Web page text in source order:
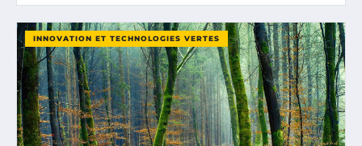
INNOVATION ET TECHNOLOGIES VERTES